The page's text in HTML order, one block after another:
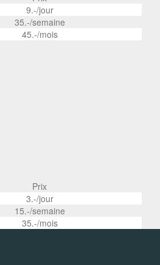
9.-/jour
35.-/semaine
45.-/mois
Prix
3.-/jour
15.-/semaine
35.-/mois